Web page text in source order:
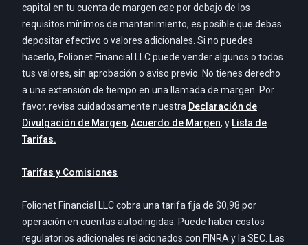
capital en tu cuenta de margen cae por debajo de los
requisitos mínimos de mantenimiento, es posible que debas
depositar efectivo o valores adicionales. Si no puedes
hacerlo, Folionet Financial LLC puede vender algunos o todos
tus valores, sin aprobación o aviso previo. No tienes derecho
a una extensión de tiempo en una llamada de margen. Por
favor, revisa cuidadosamente nuestra Declaración de
Divulgación de Margen, Acuerdo de Margen, y Lista de
Tarifas.
Tarifas y Comisiones
Folionet Financial LLC cobra una tarifa fija de $0,98 por
operación en cuentas autodirigidas. Puede haber costos
regulatorios adicionales relacionados con FINRA y la SEC. Las